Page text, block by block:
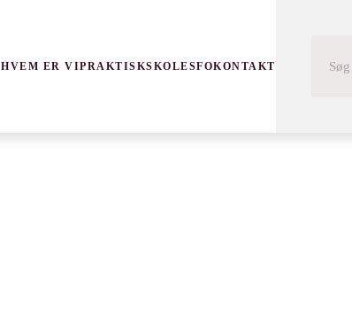
HVEM ER VIPRAKTISKSKOLESFOKONTAKT